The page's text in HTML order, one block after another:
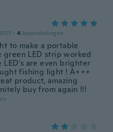
· 4 beoordelingen
to make a portable
green LED strip worked
are even brighter
fishing light ! A+++
product, amazing
buy from again !!!